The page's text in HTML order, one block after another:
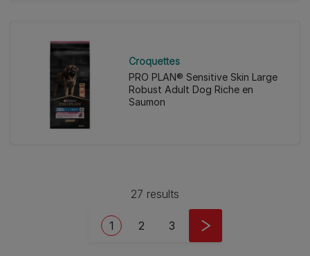
Croquettes
PRO PLAN® Sensitive Skin Large
Robust Adult Dog Riche en
Saumon
27 results
Current page
1 Page
2 Page
3